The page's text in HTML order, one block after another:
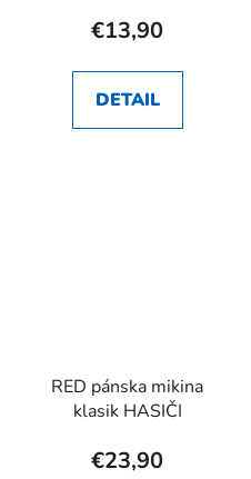
€13,90
DETAIL
RED pánska mikina
klasik HASIČI
€23,90